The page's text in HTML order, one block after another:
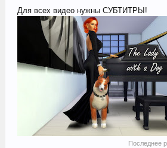
Для всех видео нужны СУБТИТРЫ!
Последнее